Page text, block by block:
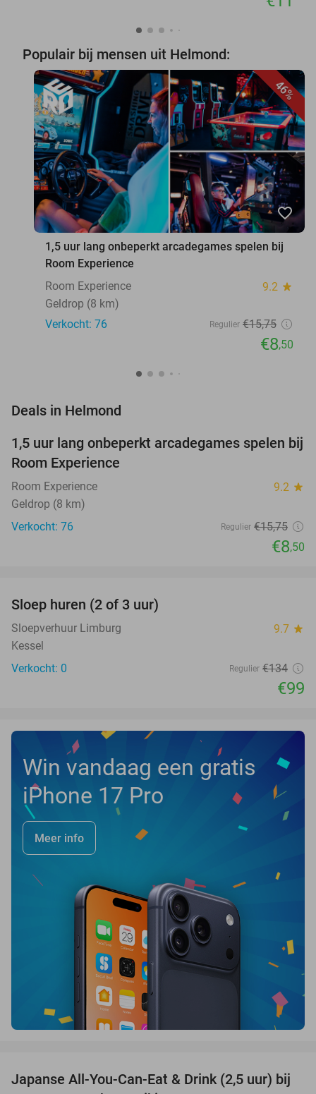
Populair bij mensen uit Helmond:
46%
favorite_border
1,5 uur lang onbeperkt arcadegames spelen bij
Room Experience
Room Experience
9.2 star
Geldrop (8 km)
Verkocht: 76
Regulier €15,75
€8,50
Deals in Helmond
46%
1,5 uur lang onbeperkt arcadegames spelen bij
Room Experience
Room Experience 9.2 star
Geldrop (8 km)
Verkocht: 76
Regulier €15,75
€8,50
NEW
TODAY
Sloep huren (2 of 3 uur)
Sloepverhuur Limburg 9.7 star
Kessel
Verkocht: 0
Regulier €134
€99
Win vandaag een gratis
iPhone 17 Pro
Meer info
13%
Japanse All-You-Can-Eat & Drink (2,5 uur) bij